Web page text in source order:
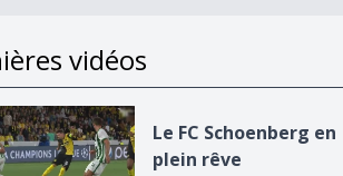
vidéos
en plein rêve
Le FC Schoenberg en
plein rêve